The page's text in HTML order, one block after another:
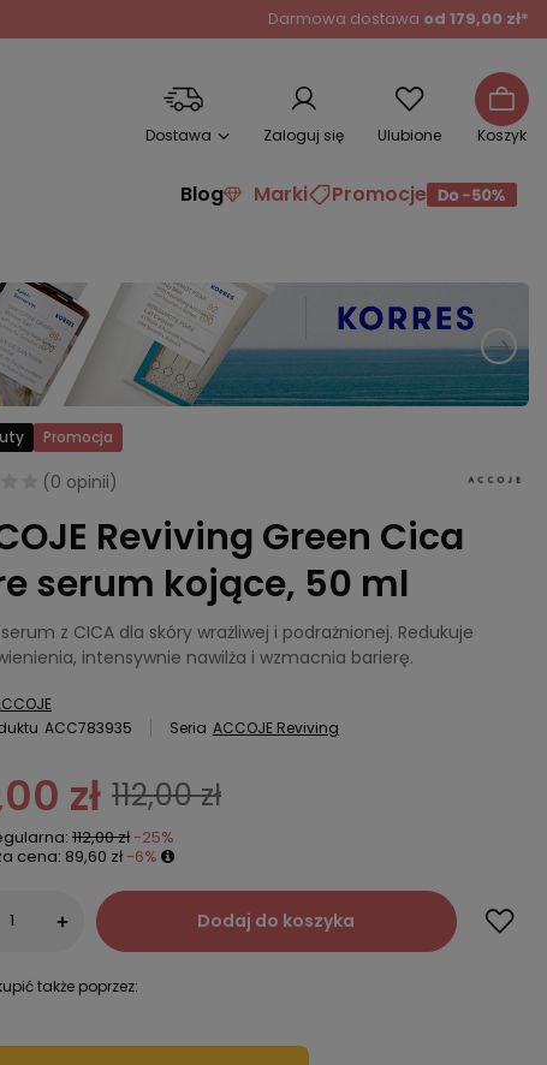
Darmowa dostawa od 179,00 zł*
Dostawa Zaloguj się Ulubione Koszyk
Blog Marki Promocje
Promocja
(0 opinii)
Reviving Green Cica
serum kojące, 50 ml
z CICA dla skóry wrażliwej i podrażnionej. Redukuje
intensywnie nawilża i wzmacnia barierę.
ACC783935 Seria ACCOJE Reviving
zł 112,00 zł
112,00 zł -25%
cena: 89,60 zł -6%
+ Dodaj do koszyka
także poprzez: